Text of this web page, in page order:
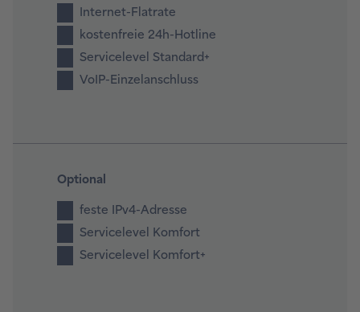
Internet-Flatrate
kostenfreie 24h-Hotline
Servicelevel Standard+
VoIP-Einzelanschluss
Optional
feste IPv4-Adresse
Servicelevel Komfort
Servicelevel Komfort+